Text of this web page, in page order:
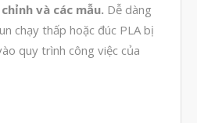
Ứng Dụng
Thư Viện
và các mẫu. Dễ dàng
chạy thấp hoặc đúc PLA bị
quy trình công việc của